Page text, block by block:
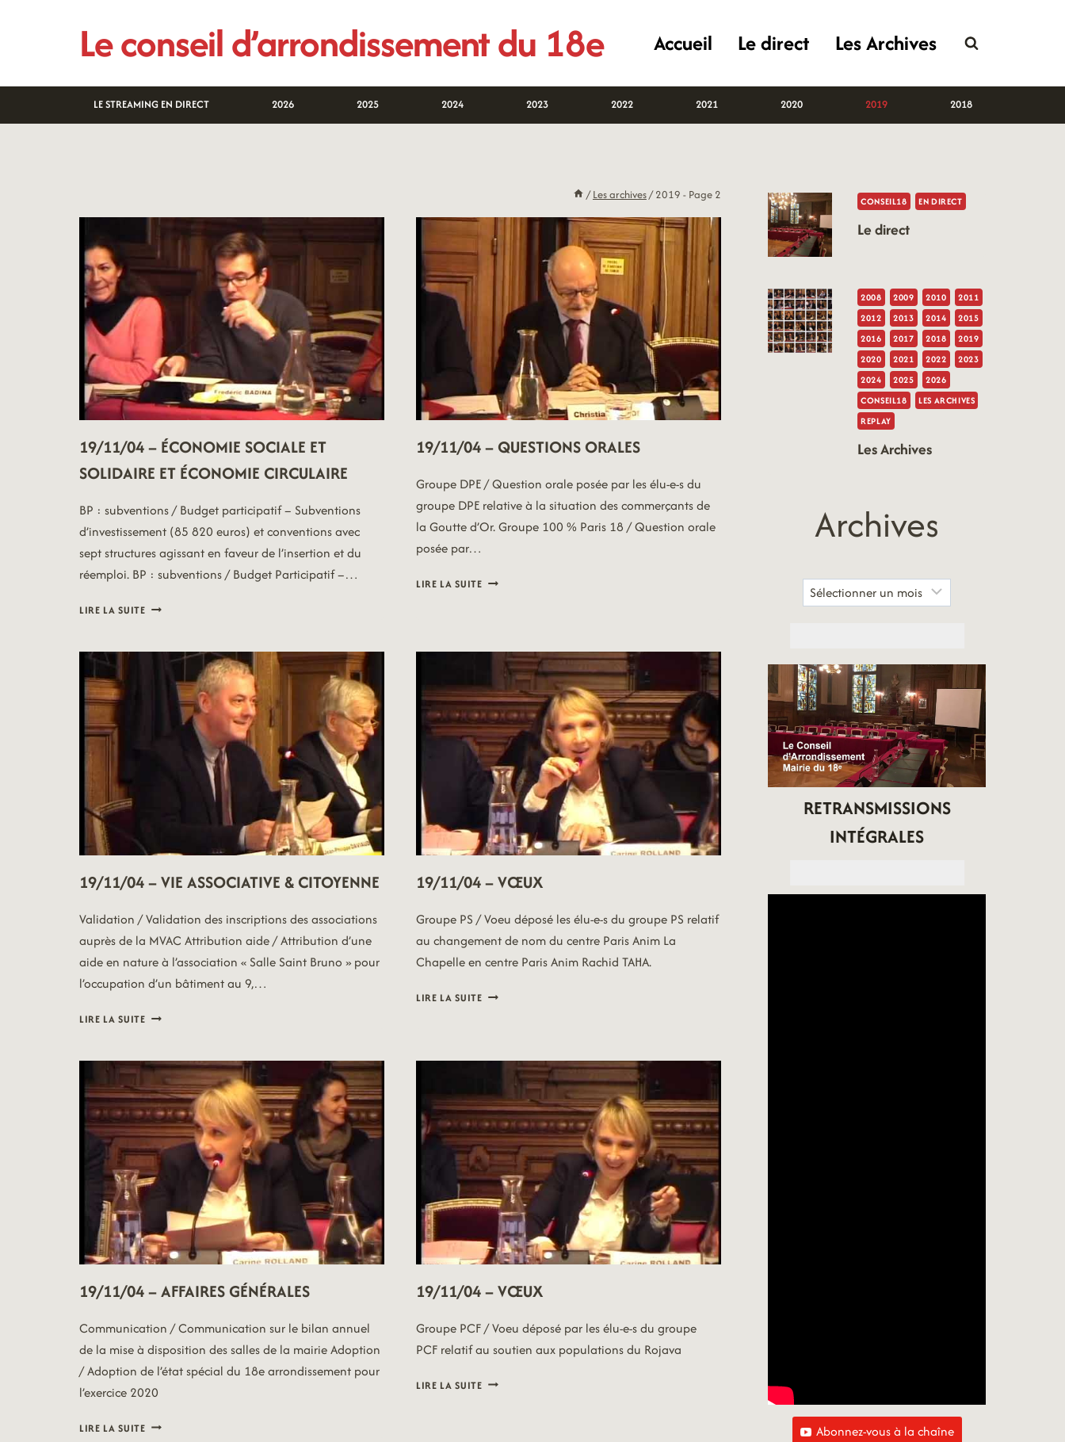
Le conseil d’arrondissement du 18e Accueil Le direct Les Archives
LE STREAMING EN DIRECT 2026 2025 2024 2023 2022 2021 2020 2019 2018
/ Les archives/ 2019 - Page 2
19/11/04 – ÉCONOMIE SOCIALE ET
SOLIDAIRE ET ÉCONOMIE CIRCULAIRE
BP : subventions / Budget participatif – Subventions
d’investissement (85 820 euros) et conventions avec
sept structures agissant en faveur de l’insertion et du
réemploi. BP : subventions / Budget Participatif –…
LIRE LA SUITE19/11/04
SOCIALE
SOLIDAIRE
ÉCONOMIE
CIRCULAIRE
19/11/04 – QUESTIONS ORALES
Groupe DPE / Question orale posée par les élu-e-s du
groupe DPE relative à la situation des commerçants de
la Goutte d’Or. Groupe 100 % Paris 18 / Question orale
posée par…
LIRE LA SUITE19/11/04
19/11/04 – VIE ASSOCIATIVE & CITOYENNE
Validation / Validation des inscriptions des associations
auprès de la MVAC Attribution aide / Attribution d’une
aide en nature à l’association « Salle Saint Bruno » pour
l’occupation d’un bâtiment au 9,…
LIRE LA SUITE19/11/04
ASSOCIATIVE
CITOYENNE
19/11/04 – VŒUX
Groupe PS / Voeu déposé les élu-e-s du groupe PS relatif
au changement de nom du centre Paris Anim La
Chapelle en centre Paris Anim Rachid TAHA.
LIRE LA SUITE19/11/04
19/11/04 – AFFAIRES GÉNÉRALES
Communication / Communication sur le bilan annuel
de la mise à disposition des salles de la mairie Adoption
/ Adoption de l’état spécial du 18e arrondissement pour
l’exercice 2020
LIRE LA SUITE19/11/04
19/11/04 – VŒUX
Groupe PCF / Voeu déposé par les élu-e-s du groupe
PCF relatif au soutien aux populations du Rojava
LIRE LA SUITE19/11/04
CONSEIL18 EN DIRECT
Le direct
2008 2009 2010
2011
2012
2013 2014
2015
2016
2017 2018
2019
2020
2021 2022
2023
2024
2025
2026
CONSEIL18
LES ARCHIVES
REPLAY
Les Archives
Archives
RETRANSMISSIONS
INTÉGRALES
Abonnez-vous à la chaîne